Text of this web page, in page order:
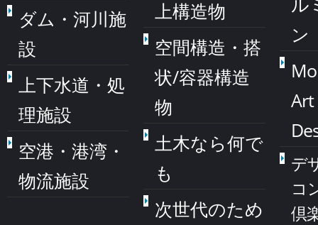
ダム・河川施
設
上下水道・処
理施設
空港・港湾・
物流施設
上構造物
空間構造・搭
状/容器構造
物
土木なら何で
も
次世代のため
ン
デ
コ
倶